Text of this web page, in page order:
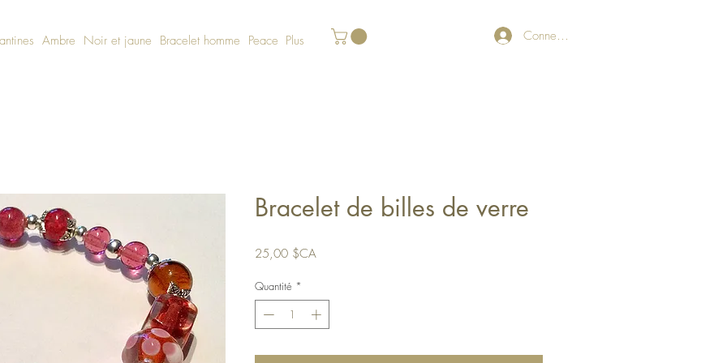
Ambre Noir et jaune Bracelet homme Peace Plus Connexion
Bracelet de billes de verre
25,00 $CAPrix
Quantité *